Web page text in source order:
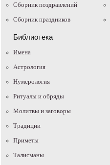
Сборник поздравлений
Сборник праздников
Библиотека
Имена
Астрология
Нумерология
Ритуалы и обряды
Молитвы и заговоры
Традиции
Приметы
Талисманы